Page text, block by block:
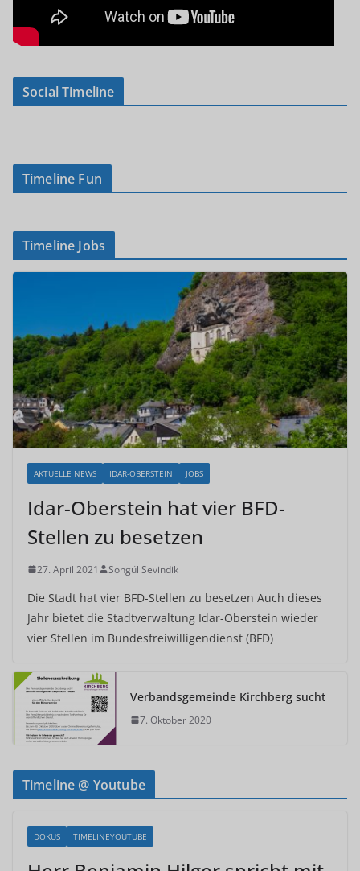
Social Timeline
Timeline Fun
Timeline Jobs
AKTUELLE NEWS IDAR-OBERSTEIN JOBS
Idar-Oberstein hat vier BFD-
Stellen zu besetzen
27. April 2021 Songül Sevindik
Die Stadt hat vier BFD-Stellen zu besetzen Auch dieses
Jahr bietet die Stadtverwaltung Idar-Oberstein wieder
vier Stellen im Bundesfreiwilligendienst (BFD)
Verbandsgemeinde Kirchberg sucht
7. Oktober 2020
Timeline @ Youtube
DOKUS TIMELINEYOUTUBE